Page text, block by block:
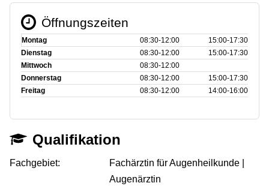
Öffnungszeiten
Montag 08:30‑12:00
15:00‑17:30
Dienstag
08:30‑12:00
15:00‑17:30
Mittwoch
08:30‑12:00
Donnerstag
08:30‑12:00
15:00‑17:30
Freitag
08:30‑12:00 14:00‑16:00
Qualifikation
Fachgebiet:
Fachärztin für Augenheilkunde |
Augenärztin